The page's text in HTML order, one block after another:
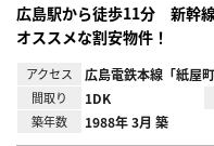
広島駅から徒歩11分 新幹
オススメな割安物件！
アクセス 広島電鉄本線「紙屋町
間取り 1DK
築年数 1988年 3月 築